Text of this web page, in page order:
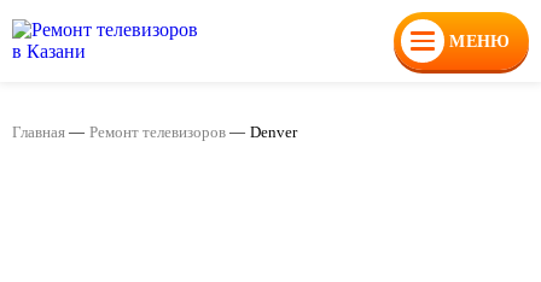
МЕНЮ
Главная — Ремонт телевизоров — Denver